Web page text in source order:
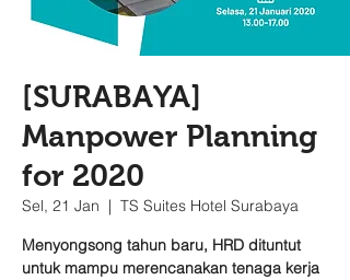
[SURABAYA]
Manpower Planning
for 2020
Sel, 21 Jan
  |
TS Suites Hotel Surabaya
Menyongsong tahun baru, HRD dituntut
untuk mampu merencanakan tenaga kerja